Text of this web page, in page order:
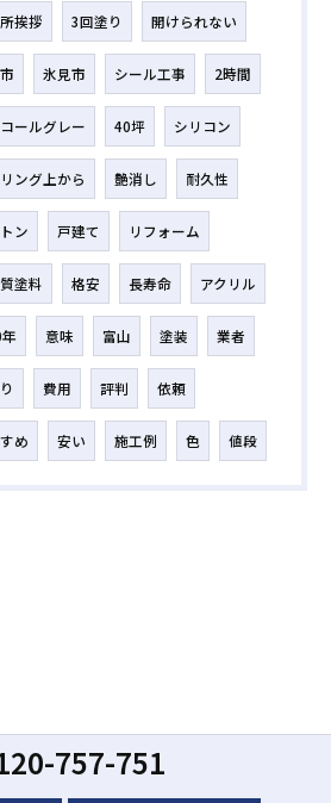
挨拶 3回塗り 開けられない
氷見市 シール工事 2時間
ールグレー 40坪 シリコン
ング上から 艶消し 耐久性
ン 戸建て リフォーム
塗料 格安 長寿命 アクリル
意味 富山 塗装 業者
費用 評判 依頼
め 安い 施工例 色 値段
757-751